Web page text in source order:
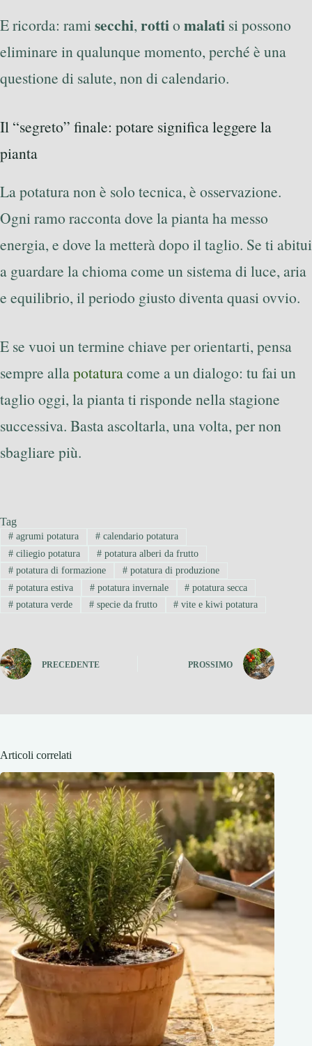
E ricorda: rami secchi, rottio malati si possono
eliminare in qualunque momento, perché è una
questione di salute, non di calendario.
Il “segreto” finale: potare significa leggere la
pianta
La potatura non è solo tecnica, è osservazione.
Ogni ramo racconta dove la pianta ha messo
energia, e dove la metterà dopo il taglio. Se ti abitui
a guardare la chioma come un sistema di luce, aria
e equilibrio, il periodo giusto diventa quasi ovvio.
E se vuoi un termine chiave per orientarti, pensa
sempre allapotaturacome a un dialogo: tu fai un
taglio oggi, la pianta ti risponde nella stagione
successiva. Basta ascoltarla, una volta, per non
sbagliare più.
Tag
#agrumi potatura #calendario potatura
#ciliegio potatura #potatura alberi da frutto
#potatura di formazione #potatura di produzione
#potatura estiva #potatura invernale # potatura secca
#potatura verde #specie da frutto # vite e kiwi potatura
PRECEDENTE PROSSIMO
Articoli correlati